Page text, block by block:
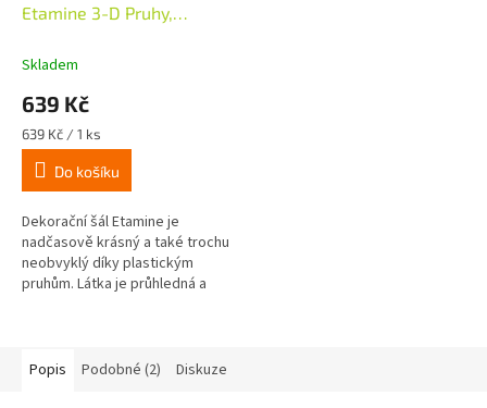
Etamine 3-D Pruhy,
Skladem
639 Kč
Měrná
cena:
639 Kč / 1 ks
Do košíku
Dekorační šál Etamine je
nadčasově krásný a také trochu
neobvyklý díky plastickým
pruhům. Látka je průhledná a
Popis
Podobné (2) Diskuze